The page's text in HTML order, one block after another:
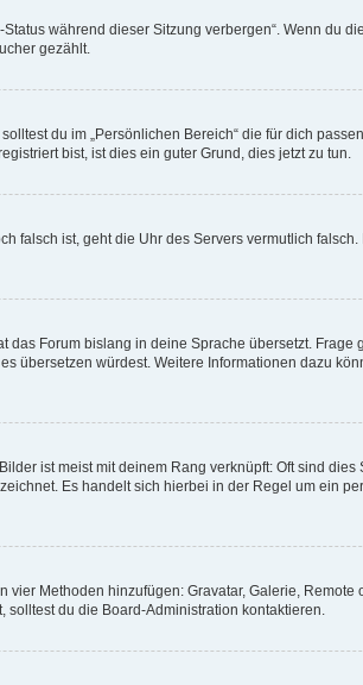
während dieser Sitzung verbergen“. Wenn du
gezählt.
du im „Persönlichen Bereich“ die für dich
bist, ist dies ein guter Grund, dies jetzt zu tun.
falsch ist, geht die Uhr des Servers vermutlich
Forum bislang in deine Sprache übersetzt.
übersetzen würdest. Weitere Informationen dazu
ist meist mit deinem Rang verknüpft: Oft sind
Es handelt sich hierbei in der Regel um ein
Methoden hinzufügen: Gravatar, Galerie,
du die Board-Administration kontaktieren.